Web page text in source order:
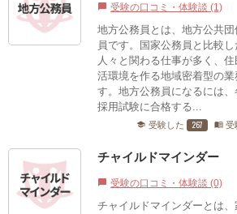
chat_bubble 受験の口コミ・体験談 (1)
地方公務員とは、地方公共
員です。国家公務員と比較
人々と関わる仕事が多く、
活環境を作る地域密着型の業
す。地方公務員になるには
採用試験に合格する...
school 受験した 267 menu_book 受
チャイルドマインダー
chat_bubble 受験の口コミ・体験談 (0)
チャイルドマインダーとは